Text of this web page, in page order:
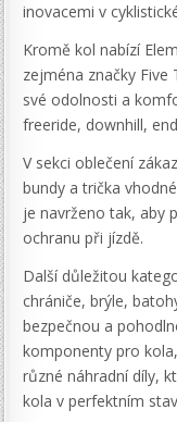
inovacemi v
Kromě kol nabízí
zejména značky Five
své odolnosti a
freeride, downhill,
V sekci oblečení
bundy a trička
je navrženo tak, aby
ochranu při jízdě.
Další důležitou
chrániče, brýle,
bezpečnou a
komponenty pro
různé náhradní díly,
kola v perfektním